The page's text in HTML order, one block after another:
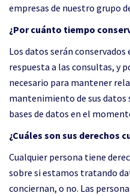
empresas de nuestro grupo
¿Por cuánto tiempo
Los datos serán
respuesta a las consultas, y
necesario para mantener
mantenimiento de sus datos
bases de datos en el
¿Cuáles son sus derechos
Cualquier persona tiene
sobre si estamos tratando
conciernan, o no. Las